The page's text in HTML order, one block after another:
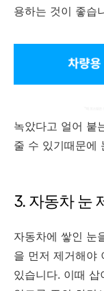
용하는 것이 좋습
녹았다고 얼어 붙
줄 수 있기때문에
3. 자동차 눈
자동차에 쌓인 눈
을 먼저 제거해야
있습니다. 이때